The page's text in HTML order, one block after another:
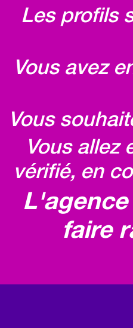
Les profils
Vous avez
Vous
Vous allez
vérifié, en
faire